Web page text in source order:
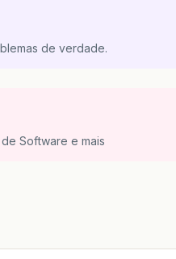
de verdade.
Software e mais